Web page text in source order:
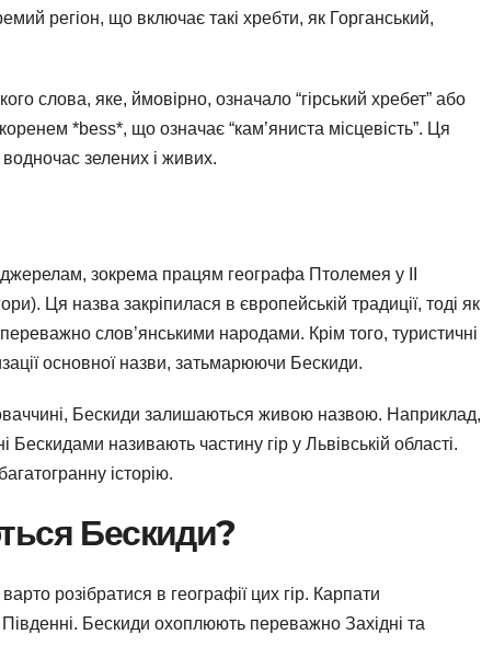
регіон, що включає такі хребти, як Горганський,
слова, яке, ймовірно, означало “гірський хребет” або
коренем *bess*, що означає “кам’яниста місцевість”. Ця
зелених і живих.
зокрема працям географа Птолемея у II
Ця назва закріпилася в європейській традиції, тоді як
слов’янськими народами. Крім того, туристичні
основної назви, затьмарюючи Бескиди.
Бескиди залишаються живою назвою. Наприклад,
називають частину гір у Львівській області.
історію.
Бескиди?
розібратися в географії цих гір. Карпати
Південні. Бескиди охоплюють переважно Західні та